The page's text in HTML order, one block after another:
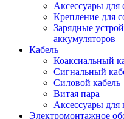
Аксессуары для
Крепление для
Зарядные
аккумуляторов
Кабель
Коаксиальный
Сигнальный
Силовой кабель
Витая пара
Аксессуары для
Электромонтажное